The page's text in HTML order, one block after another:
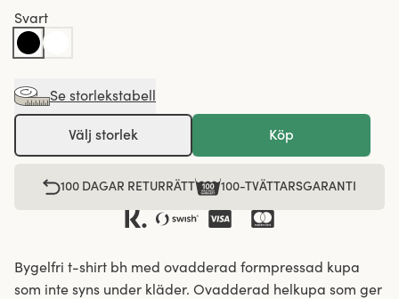
Svart
Se storlekstabell
Välj storlek Köp
100 DAGAR RETURRÄTT 100-TVÄTTARSGARANTI
Bygelfri t-shirt bh med ovadderad formpressad kupa
som inte syns under kläder. Ovadderad helkupa som ger